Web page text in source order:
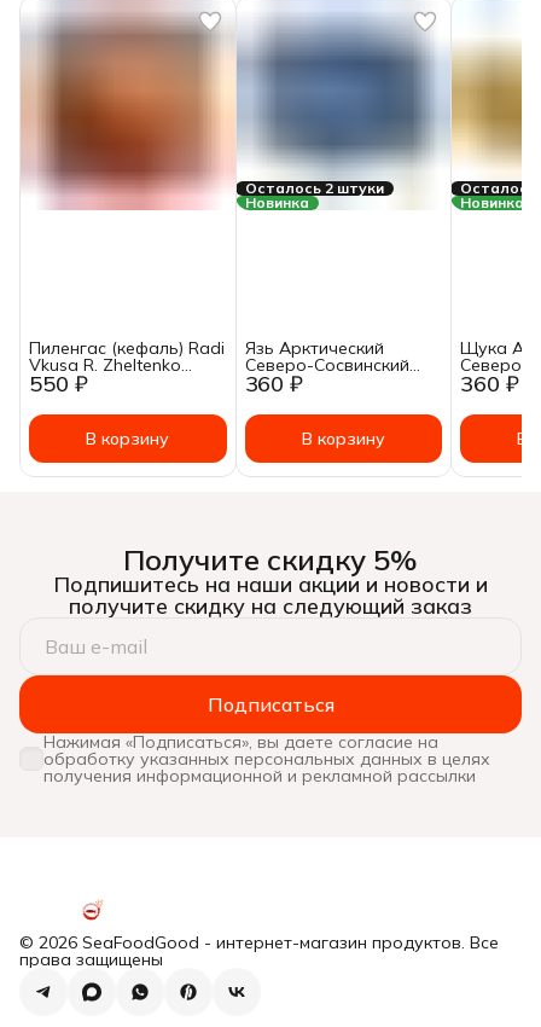
550 ₽
Пиленгас (кефаль) Radi
Vkusa R. Zheltenko
обжаренный в
томатном соусе 215 г
В корзину
Осталось 2 штуки
Новинка
360 ₽
Язь Арктический
Северо-Сосвинский
натуральный 230г
В корзину
Осталось
Новинка
360 ₽
Щука
Северо-
В
Получите скидку 5%
Подпишитесь на наши акции и новости и
получите скидку на следующий заказ
Подписаться
Нажимая «Подписаться», вы даете согласие на
обработку указанных персональных данных в целях
получения информационной и рекламной рассылки
© 2026 SeaFoodGood - интернет-магазин продуктов. Все
права защищены